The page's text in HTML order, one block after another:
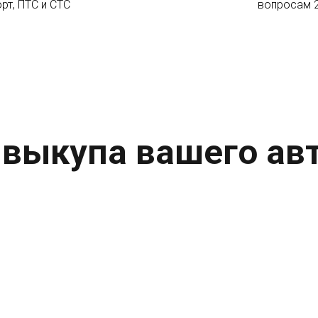
ПТС и СТС вопросам
вашего